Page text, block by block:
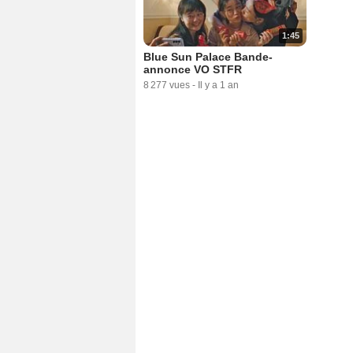
1:45
Blue Sun Palace Bande-
annonce VO STFR
8 277 vues - Il y a 1 an